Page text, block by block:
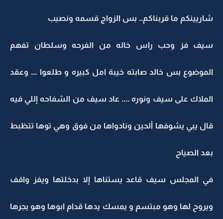
شاريينكم ما قربناكم.. بس الزواج قسمه ونصيب
سيف فز وحب راس خاله من الفرحه وسلطان تفهم
الموضوع بس خالد صابته خيبة امل كبيره و طلعوا ... وعقد
الملاك على سيف ونوره .... عاد سيف من الشفاحه إللي فيه
قال يبي يشوفها ألحين ونادواها من فوق وهي توها تتظبط
بعد الصياح
في المجلس سيف قاعد يستناها إلا بدخلتها ويفز واقف
ويروح لها وهو مبتسم و يمسك يدها قدام ابوها وهو يجرها